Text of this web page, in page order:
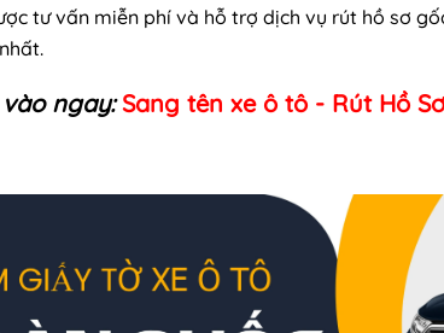
tư vấn miễn phí và hỗ trợ dịch vụ rút hồ sơ
ngay: Sang tên xe ô tô - Rút Hồ